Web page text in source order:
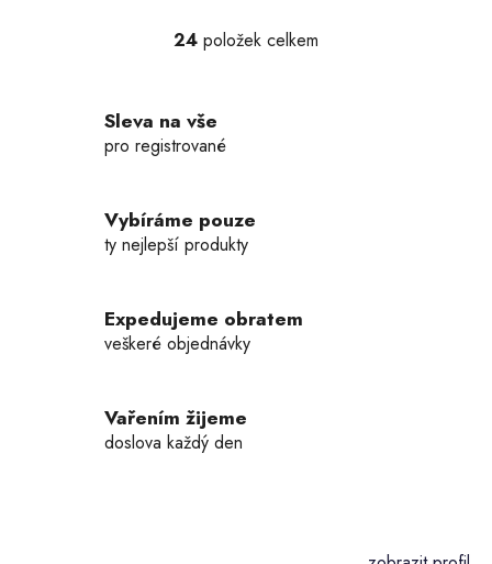
O
í
p
k
y
v
p
24 položek celkem
Sleva na vše
pro registrované
Vybíráme pouze
ty nejlepší produkty
Expedujeme obratem
veškeré objednávky
Vařením žijeme
doslova každý den